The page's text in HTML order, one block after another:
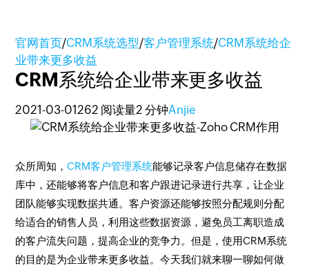
官网首页/CRM系统选型/客户管理系统/CRM系统给企
业带来更多收益
CRM系统给企业带来更多收益
2021-03-01262 阅读量2 分钟Anjie
众所周知，CRM客户管理系统能够记录客户信息储存在数据
库中，还能够将客户信息和客户跟进记录进行共享，让企业
团队能够实现数据共通。客户资源还能够按照分配规则分配
给适合的销售人员，利用这些数据资源，避免员工离职造成
的客户流失问题，提高企业的竞争力。但是，使用CRM系统
的目的是为企业带来更多收益。今天我们就来聊一聊如何做